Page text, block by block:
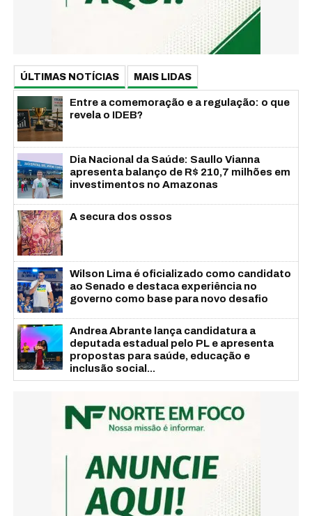
ÚLTIMAS NOTÍCIAS MAIS LIDAS
Entre a comemoração e a regulação: o que
revela o IDEB?
Dia Nacional da Saúde: Saullo Vianna
apresenta balanço de R$ 210,7 milhões em
investimentos no Amazonas
A secura dos ossos
Wilson Lima é oficializado como candidato
ao Senado e destaca experiência no
governo como base para novo desafio
Andrea Abrante lança candidatura a
deputada estadual pelo PL e apresenta
propostas para saúde, educação e
inclusão social...